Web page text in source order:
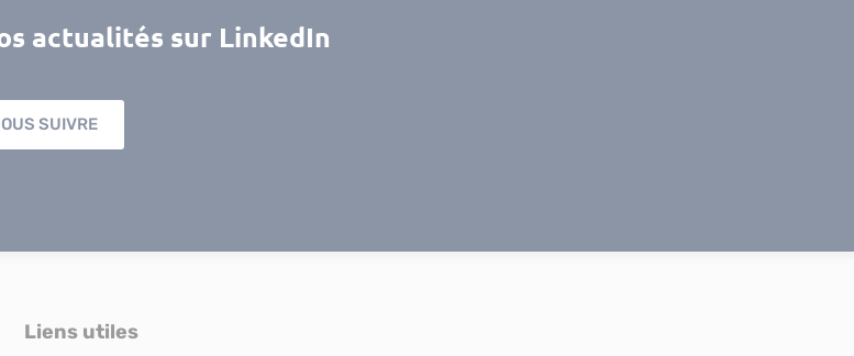
actualités sur LinkedIn
SUIVRE
Liens utiles